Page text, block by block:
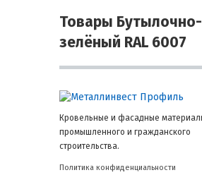
Товары Бутылочно-
зелёный RAL 6007
Кровельные и фасадные
промышленного и гражданского
строительства.
Политика конфиденциальности